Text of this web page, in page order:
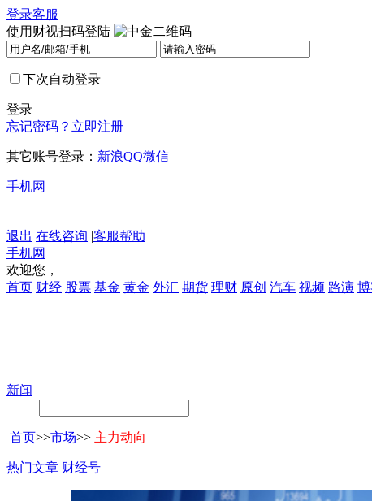
登录客服
使用财视扫码登陆
下次自动登录
登录
忘记密码？ 立即注册
其它账号登录： 新浪QQ微信
手机网
退出 在线咨询 |客服帮助
手机网
欢迎您，
首页 财经 股票 基金 黄金 外汇 期货 理财 原创 汽车 视频 路演
新闻
首页>>市场>> 主力动向
热门文章 财经号